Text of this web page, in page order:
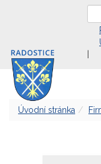
Úvodní stránka